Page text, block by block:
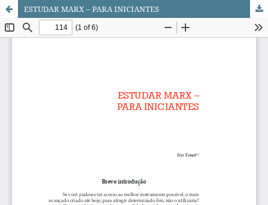
ESTUDAR MARX – PARA INICIANTES